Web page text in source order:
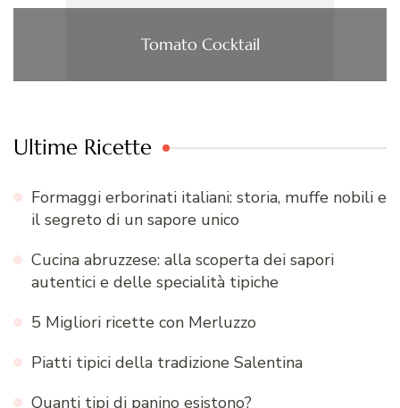
Tomato Cocktail
Ultime Ricette
Formaggi erborinati italiani: storia, muffe nobili e
il segreto di un sapore unico
Cucina abruzzese: alla scoperta dei sapori
autentici e delle specialità tipiche
5 Migliori ricette con Merluzzo
Piatti tipici della tradizione Salentina
Quanti tipi di panino esistono?